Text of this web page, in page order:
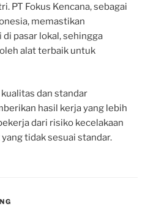
PT Fokus Kencana, sebagai
memastikan
pasar lokal, sehingga
alat terbaik untuk
dan standar
hasil kerja yang lebih
dari risiko kecelakaan
tidak sesuai standar.